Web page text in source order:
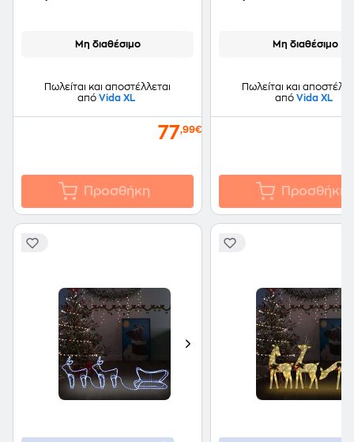
Μη διαθέσιμο
Πωλείται και αποστέλλεται
από Vida XL
77,99€
Προσθήκη
Μη διαθέσιμο
Πωλείται και
από Vida XL
Προσθήκη